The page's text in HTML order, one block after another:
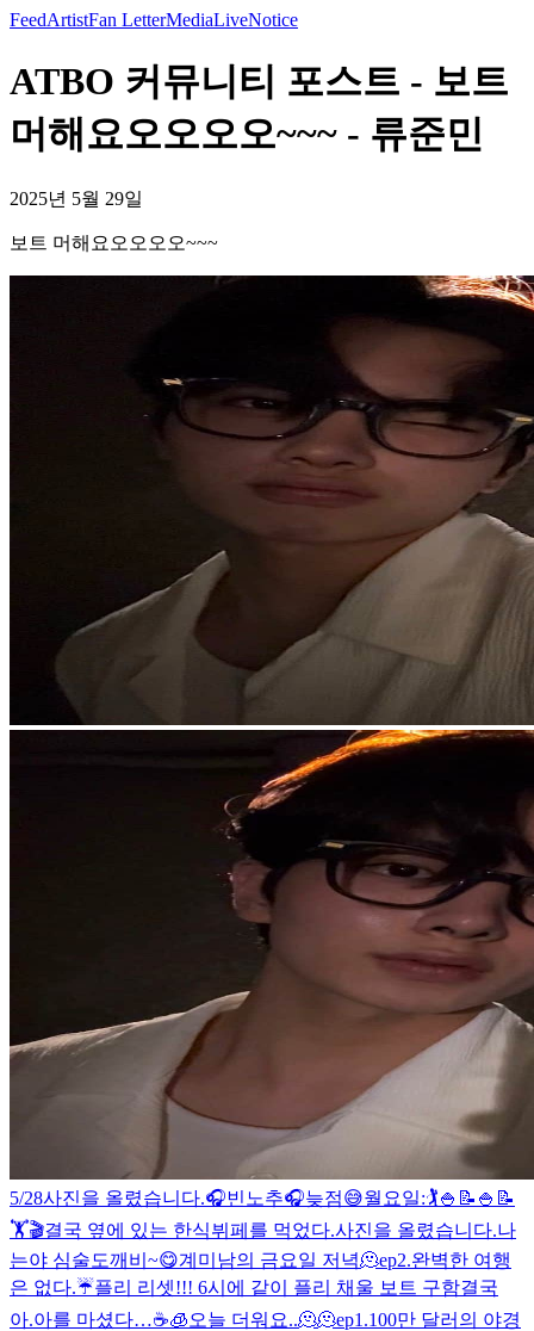
FeedArtistFan LetterMediaLiveNotice
ATBO 커뮤니티 포스트 - 보트
머해요오오오오~~~ - 류준민
2025년 5월 29일
보트 머해요오오오오~~~
5/28사진을 올렸습니다.🎧빈노추🎧늦점😅월요일:🏌️🍚📝🍚📝
🏋️🎬결국 옆에 있는 한식뷔페를 먹었다.사진을 올렸습니다.나
는야 심술도깨비~😋계미남의 금요일 저녁🫠ep2.완벽한 여행
은 없다.☔️플리 리셋!!! 6시에 같이 플리 채울 보트 구함결국
아.아를 마셨다…☕️🧊오늘 더워요..🫠🫠ep1.100만 달러의 야경